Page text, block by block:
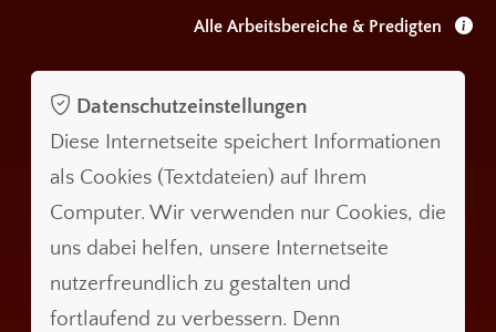
Alle Arbeitsbereiche & Predigten
Datenschutzeinstellungen
Diese Internetseite speichert Informationen
als Cookies (Textdateien) auf Ihrem
Computer. Wir verwenden nur Cookies, die
uns dabei helfen, unsere Internetseite
nutzerfreundlich zu gestalten und
fortlaufend zu verbessern. Denn